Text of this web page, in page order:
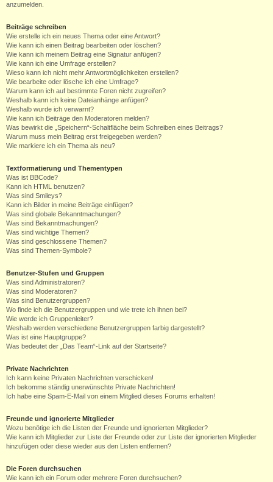
anzumelden.
Beiträge schreiben
Wie erstelle ich ein neues Thema oder eine Antwort?
Wie kann ich einen Beitrag bearbeiten oder löschen?
Wie kann ich meinem Beitrag eine Signatur anfügen?
Wie kann ich eine Umfrage erstellen?
Wieso kann ich nicht mehr Antwortmöglichkeiten erstellen?
Wie bearbeite oder lösche ich eine Umfrage?
Warum kann ich auf bestimmte Foren nicht zugreifen?
Weshalb kann ich keine Dateianhänge anfügen?
Weshalb wurde ich verwarnt?
Wie kann ich Beiträge den Moderatoren melden?
Was bewirkt die „Speichern“-Schaltfläche beim Schreiben eines Beitrags?
Warum muss mein Beitrag erst freigegeben werden?
Wie markiere ich ein Thema als neu?
Textformatierung und Thementypen
Was ist BBCode?
Kann ich HTML benutzen?
Was sind Smileys?
Kann ich Bilder in meine Beiträge einfügen?
Was sind globale Bekanntmachungen?
Was sind Bekanntmachungen?
Was sind wichtige Themen?
Was sind geschlossene Themen?
Was sind Themen-Symbole?
Benutzer-Stufen und Gruppen
Was sind Administratoren?
Was sind Moderatoren?
Was sind Benutzergruppen?
Wo finde ich die Benutzergruppen und wie trete ich ihnen bei?
Wie werde ich Gruppenleiter?
Weshalb werden verschiedene Benutzergruppen farbig dargestellt?
Was ist eine Hauptgruppe?
Was bedeutet der „Das Team“-Link auf der Startseite?
Private Nachrichten
Ich kann keine Privaten Nachrichten verschicken!
Ich bekomme ständig unerwünschte Private Nachrichten!
Ich habe eine Spam-E-Mail von einem Mitglied dieses Forums erhalten!
Freunde und ignorierte Mitglieder
Wozu benötige ich die Listen der Freunde und ignorierten Mitglieder?
Wie kann ich Mitglieder zur Liste der Freunde oder zur Liste der ignorierten Mitglieder
hinzufügen oder diese wieder aus den Listen entfernen?
Die Foren durchsuchen
Wie kann ich ein Forum oder mehrere Foren durchsuchen?